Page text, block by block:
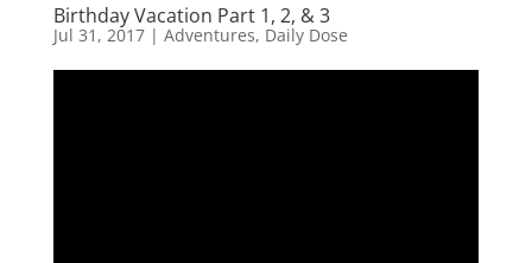
Birthday Vacation Part 1, 2, & 3
Jul 31, 2017| Adventures, Daily Dose